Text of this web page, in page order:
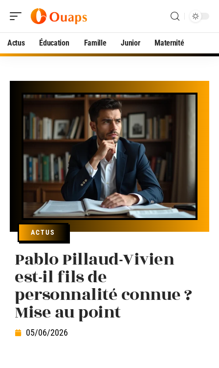
Actus Éducation Famille Junior Maternité
ACTUS
Pablo Pillaud-Vivien
est-il fils de
personnalité connue ?
Mise au point
05/06/2026